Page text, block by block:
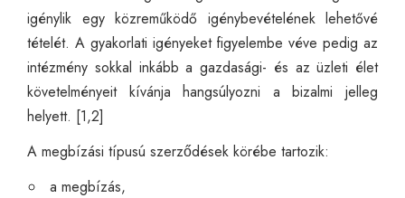
igénylik egy közreműködő igénybevételének lehetővé
tételét. A gyakorlati igényeket figyelembe véve pedig az
intézmény sokkal inkább a gazdasági- és az üzleti élet
követelményeit kívánja hangsúlyozni a bizalmi jelleg
helyett. [1,2]
A megbízási típusú szerződések körébe tartozik:
a megbízás,